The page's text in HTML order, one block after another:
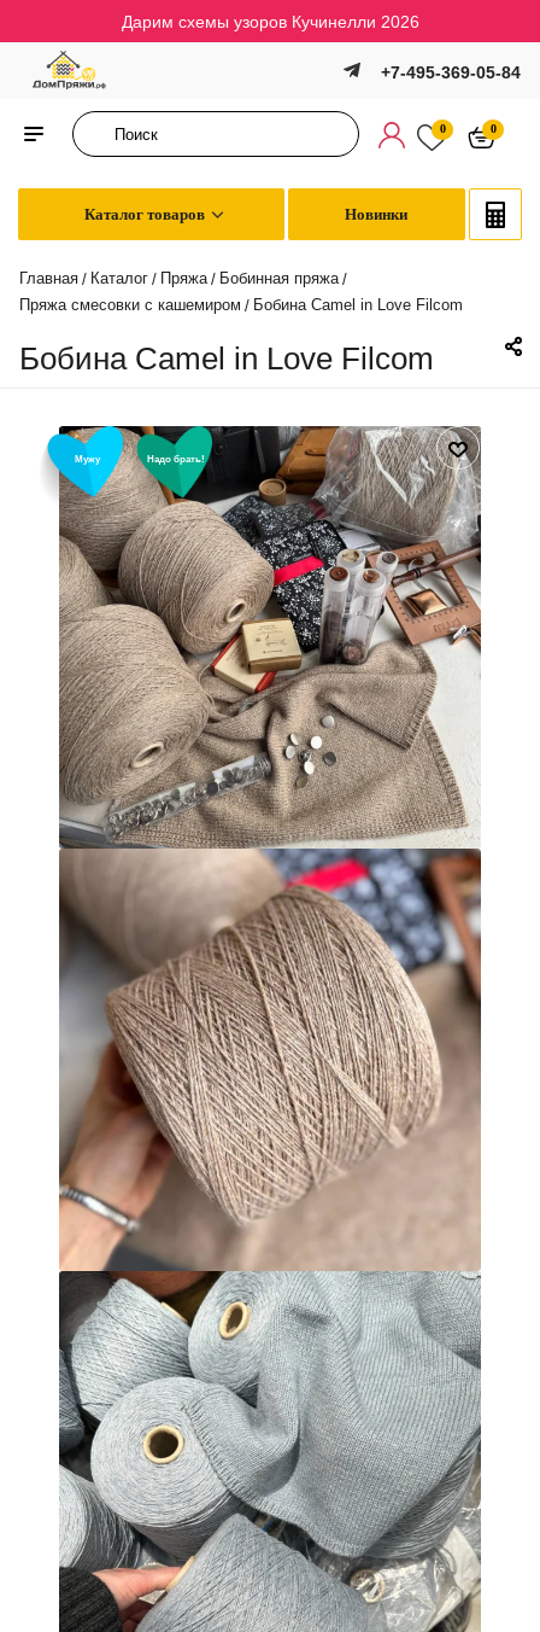
Дарим схемы узоров Кучинелли 2026
+7-495-369-05-84
0 0
Каталог товаров Новинки
Главная / Каталог / Пряжа / Бобинная пряжа /
Пряжа смесовки с кашемиром / Бобина Camel in Love Filcom
Бобина Camel in Love Filcom
Мужу Надо брать!